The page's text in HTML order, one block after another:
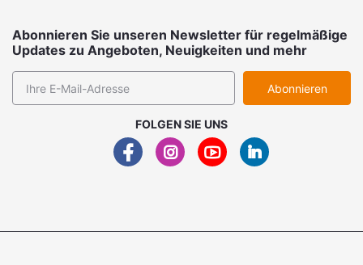
Abonnieren Sie unseren Newsletter für regelmäßige
Updates zu Angeboten, Neuigkeiten und mehr
Abonnieren
FOLGEN SIE UNS